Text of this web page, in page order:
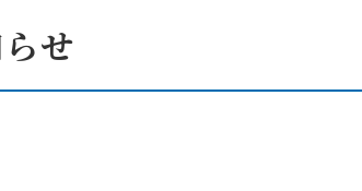
システム
ステム ローカルEMS
せ